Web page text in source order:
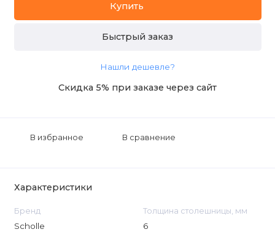
Купить
Быстрый заказ
Нашли дешевле?
Скидка 5% при заказе через сайт
В избранное В сравнение
Характеристики
Бренд
Scholle
Толщина столешницы, мм
6